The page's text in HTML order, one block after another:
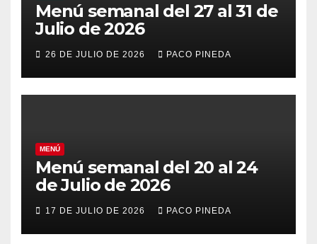
Menú semanal del 27 al 31 de
Julio de 2026
26 DE JULIO DE 2026 PACO PINEDA
MENÚ
Menú semanal del 20 al 24
de Julio de 2026
17 DE JULIO DE 2026 PACO PINEDA